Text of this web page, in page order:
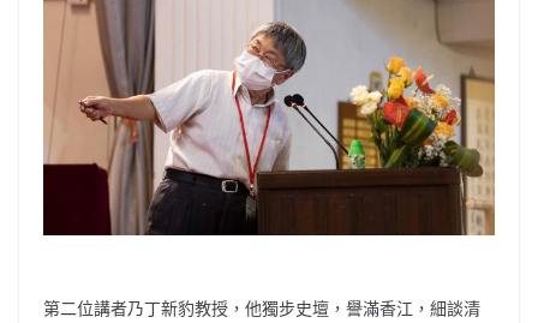
第二位講者乃丁新豹教授，他獨步史壇，譽滿香江，細談清